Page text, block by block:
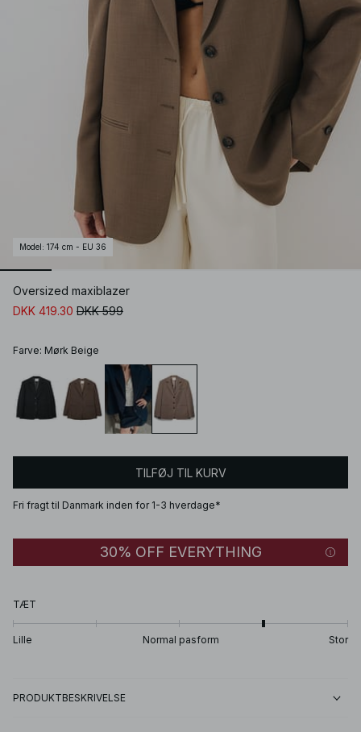
Model : 174 cm - EU 36
Oversized maxiblazer
DKK 419.30 DKK 599
Farve: Mørk Beige
TILFØJ TIL KURV
Fri fragt til Danmark inden for 1-3 hverdage*
30% OFF EVERYTHING
TÆT
Lille Normal pasform Stor
PRODUKTBESKRIVELSE